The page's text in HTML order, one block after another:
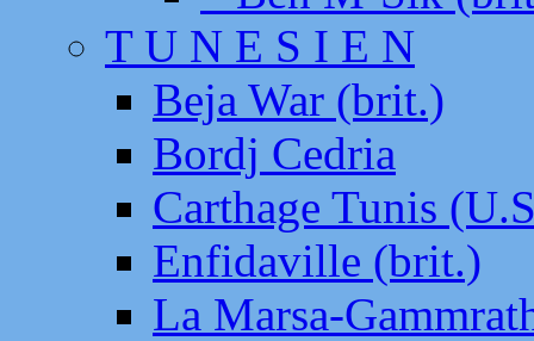
T U N E S I E N
Beja War (brit.)
Bordj Cedria
Carthage Tunis
Enfidaville (brit.)
La Marsa-